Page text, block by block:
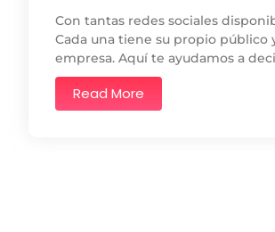
Con tantas redes sociales
Cada una tiene su propio público
empresa. Aquí te ayudamos a
Read More